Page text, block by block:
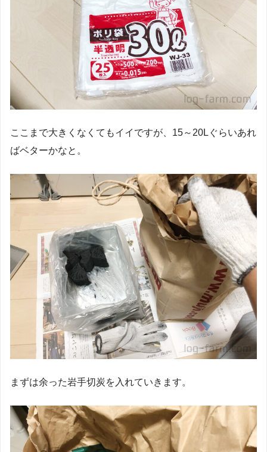
ここまで大きくなくてもイイですが、15～20Lぐらいあれ
ばベターかなと。
まずは余った岩手切炭を入れていきます。